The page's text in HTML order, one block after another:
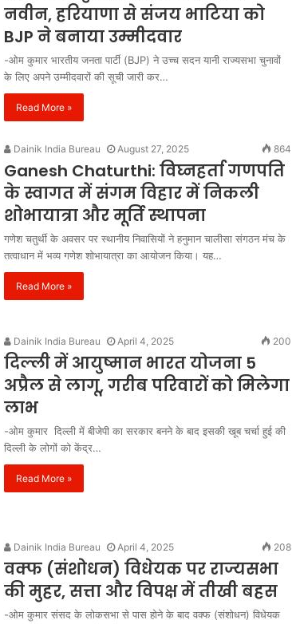
नवीन, हरियाणा से संजय भाटिया को
BJP ने बनाया उम्मीदवार
-ओम कुमार भारतीय जनता पार्टी (BJP) ने उच्च सदन यानी राज्यसभा चुनावों
के लिए अपने उम्मीदवारों की सूची जारी कर…
Read More »
Dainik India Bureau August 27, 2025 864
Ganesh Chaturthi: विघ्नहर्ता गणपति
के स्वागत में संगम विहार में निकली
शोभायात्रा और मूर्ति स्थापना
गणेश चतुर्थी के अवसर पर स्थानीय निवासियों ने हनुमान चालीसा संगठन मंच के
तत्वाधान में भव्य गणेश शोभायात्रा का आयोजन किया। यह…
Read More »
Dainik India Bureau April 4, 2025 200
दिल्ली में आयुष्मान भारत योजना 5
अप्रैल से लागू, गरीब परिवारों को मिलेगा
लाभ
-ओम कुमार दिल्ली में बीजेपी का सरकार बनने के बाद इसकी खूब चर्चा हुई की
दिल्ली के लोगों को केंद्र…
Read More »
Dainik India Bureau April 4, 2025 208
वक्फ (संशोधन) विधेयक पर राज्यसभा
की मुहर, सत्ता और विपक्ष में तीखी बहस
-ओम कुमार संसद के लोकसभा से पास होने के बाद वक्फ (संशोधन) विधेयक